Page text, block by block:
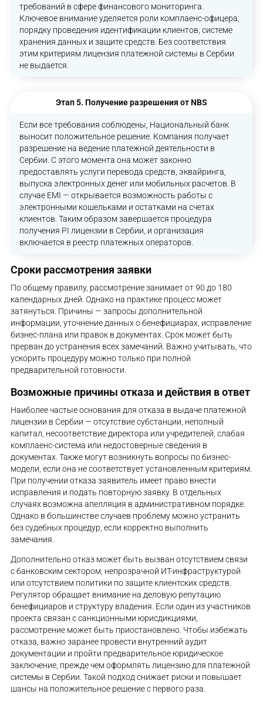
требований в сфере финансового мониторинга.
Ключевое внимание уделяется роли комплаенс-офицера,
порядку проведения идентификации клиентов, системе
хранения данных и защите средств. Без соответствия
этим критериям лицензия платежной системы в Сербии
не выдается.
Этап 5. Получение разрешения от NBS
Если все требования соблюдены, Национальный банк
выносит положительное решение. Компания получает
разрешение на ведение платежной деятельности в
Сербии. С этого момента она может законно
предоставлять услуги перевода средств, эквайринга,
выпуска электронных денег или мобильных расчетов. В
случае EMI — открывается возможность работы с
электронными кошельками и остатками на счетах
клиентов. Таким образом завершается процедура
получения PI лицензии в Сербии, и организация
включается в реестр платежных операторов.
Сроки рассмотрения заявки
По общему правилу, рассмотрение занимает от 90 до 180
календарных дней. Однако на практике процесс может
затянуться. Причины — запросы дополнительной
информации, уточнение данных о бенефициарах, исправление
бизнес-плана или правок в документах. Срок может быть
прерван до устранения всех замечаний. Важно учитывать, что
ускорить процедуру можно только при полной
предварительной готовности.
Возможные причины отказа и действия в ответ
Наиболее частые основания для отказа в выдаче платежной
лицензии в Сербии — отсутствие субстанции, неполный
капитал, несоответствие директора или учредителей, слабая
комплаенс-система или недостоверные сведения в
документах. Также могут возникнуть вопросы по бизнес-
модели, если она не соответствует установленным критериям.
При получении отказа заявитель имеет право внести
исправления и подать повторную заявку. В отдельных
случаях возможна апелляция в административном порядке.
Однако в большинстве случаев проблему можно устранить
без судебных процедур, если корректно выполнить
замечания.
Дополнительно отказ может быть вызван отсутствием связи
с банковским сектором, непрозрачной ИТ-инфраструктурой
или отсутствием политики по защите клиентских средств.
Регулятор обращает внимание на деловую репутацию
бенефициаров и структуру владения. Если один из участников
проекта связан с санкционными юрисдикциями,
рассмотрение может быть приостановлено. Чтобы избежать
отказа, важно заранее провести внутренний аудит
документации и пройти предварительное юридическое
заключение, прежде чем оформлять лицензию для платежной
системы в Сербии. Такой подход снижает риски и повышает
шансы на положительное решение с первого раза.